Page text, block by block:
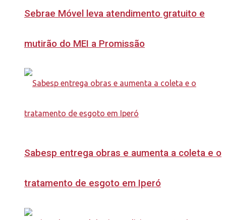
Sebrae Móvel leva atendimento gratuito e
mutirão do MEI a Promissão
Sabesp entrega obras e aumenta a coleta e o
tratamento de esgoto em Iperó